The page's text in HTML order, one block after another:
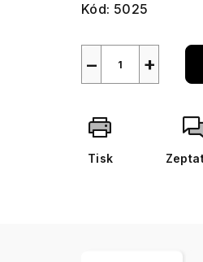
Kód: 5025
+
−
Tisk